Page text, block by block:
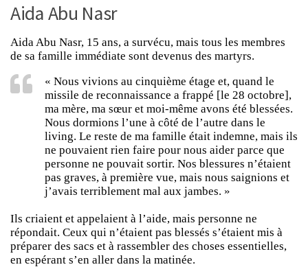
Aida Abu Nasr
Aida Abu Nasr, 15 ans, a survécu, mais tous les membres
de sa famille immédiate sont devenus des martyrs.
« Nous vivions au cinquième étage et, quand le
missile de reconnaissance a frappé [le 28 octobre],
ma mère, ma sœur et moi-même avons été blessées.
Nous dormions l’une à côté de l’autre dans le
living. Le reste de ma famille était indemne, mais ils
ne pouvaient rien faire pour nous aider parce que
personne ne pouvait sortir. Nos blessures n’étaient
pas graves, à première vue, mais nous saignions et
j’avais terriblement mal aux jambes. »
Ils criaient et appelaient à l’aide, mais personne ne
répondait. Ceux qui n’étaient pas blessés s’étaient mis à
préparer des sacs et à rassembler des choses essentielles,
en espérant s’en aller dans la matinée.